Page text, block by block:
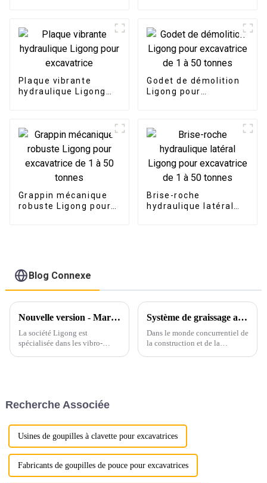
poutre de nivellement
d'excavatrice LG
Plaque vibrante
hydraulique Ligong
Godet de démolition
Ligong pour
Grappin mécanique
robuste Ligong pour
Brise-roche
hydraulique latéral
Blog Connexe
Nouvelle version - Marteau vibrant hydraulique et marteau vibrant à poignée latérale Ligong
La société Ligong est
spécialisée dans les vibro-
Système de graissage automatique unique LG pour marteaux hydrauliques : amélioration de l'efficacité et de la durabilité
Dans le monde concurrentiel de
la construction et de la
Recherche Associée
Usines de goupilles à clavette pour excavatrices
Fabricants de goupilles de pouce pour excavatrices